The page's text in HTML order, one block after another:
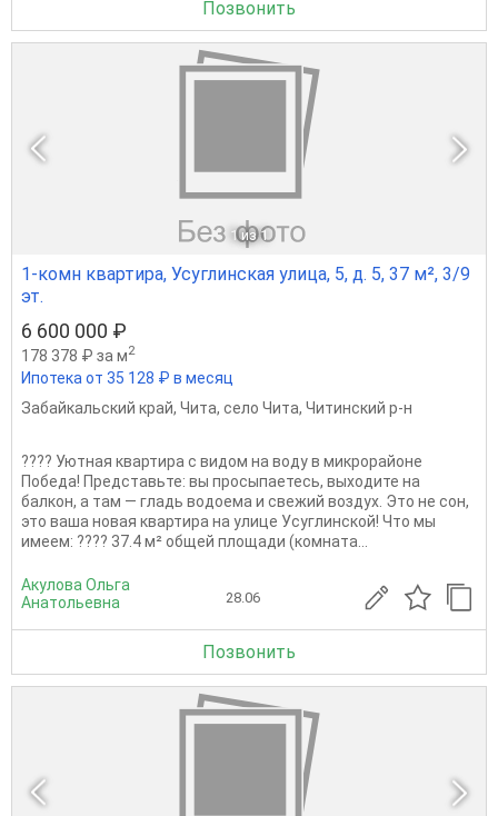
Позвонить
1 из 1
1-комн квартира, Усуглинская улица, 5, д. 5, 37 м², 3/9
эт.
6 600 000 ₽
178 378 ₽ за м2
Ипотека от 35 128 ₽ в месяц
Забайкальский край, Чита, село Чита, Читинский р-н
???? Уютная квартира с видом на воду в микрорайоне
Победа! Представьте: вы просыпаетесь, выходите на
балкон, а там — гладь водоема и свежий воздух. Это не сон,
это ваша новая квартира на улице Усуглинской! Что мы
имеем: ???? 37.4 м² общей площади (комната...
Акулова Ольга
Анатольевна
28.06
Позвонить